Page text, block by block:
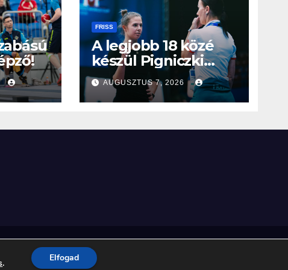
FRISS
A legjobb 18 közé
készül Pigniczki
Fanni a frankfurti
világbajnokságon
AUGUSZTUS 7, 2026
. Elfogad